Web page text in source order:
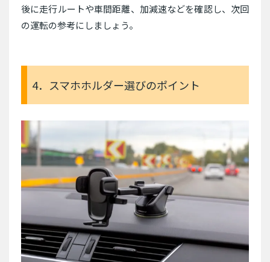
後に走行ルートや車間距離、加減速などを確認し、次回
の運転の参考にしましょう。
4．スマホホルダー選びのポイント